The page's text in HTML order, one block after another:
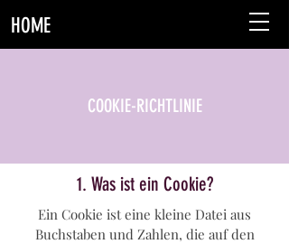
HOME
COOKIE-RICHTLINIE
1. Was ist ein Cookie?
Ein Cookie ist eine kleine Datei aus
Buchstaben und Zahlen, die auf den